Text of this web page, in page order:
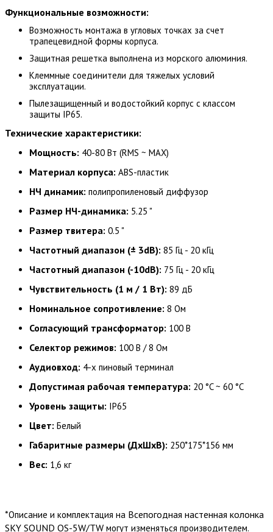
Функциональные возможности:
Возможность монтажа в угловых точках за счет
трапецевидной формы корпуса.
Защитная решетка выполнена из морского алюминия.
Клеммные соединители для тяжелых условий
эксплуатации.
Пылезащищенный и водостойкий корпус с классом
защиты IP65.
Технические характеристики:
Мощность: 40-80 Вт (RMS ~ MAX)
Материал корпуса: ABS-пластик
НЧ динамик: полипропиленовый диффузор
Размер НЧ-динамика: 5.25 "
Размер твитера: 0.5 "
Частотный диапазон (± 3dB): 85 Гц - 20 кГц
Частотный диапазон (-10dB): 75 Гц - 20 кГц
Чувствительность (1 м / 1 Вт): 89 дБ
Номинальное сопротивление: 8 Ом
Согласующий трансформатор: 100 В
Селектор режимов: 100 В / 8 Ом
Аудиовход: 4-х пиновый терминал
Допустимая рабочая температура: 20 °C ~ 60 °C
Уровень защиты: IP65
Цвет: Белый
Габаритные размеры (ДхШхВ): 250*175*156 мм
Вес: 1,6 кг
*Описание и комплектация на Всепогодная настенная колонка
SKY SOUND QS-5W/TW могут изменяться производителем.